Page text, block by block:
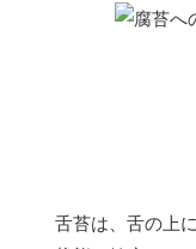
舌苔は、舌の上